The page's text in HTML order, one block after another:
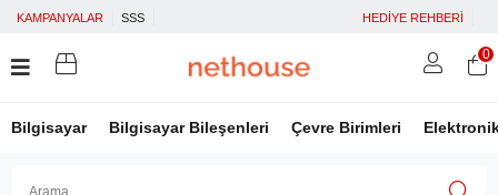
KAMPANYALAR SSS HEDİYE REHBERİ
Bilgisayar Bilgisayar Bileşenleri Çevre Birimleri
0